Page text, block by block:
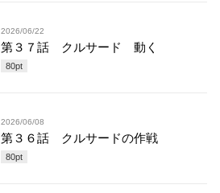
2026/06/22
第３７話 クルサード 動く
80pt
2026/06/08
第３６話 クルサードの作戦
80pt